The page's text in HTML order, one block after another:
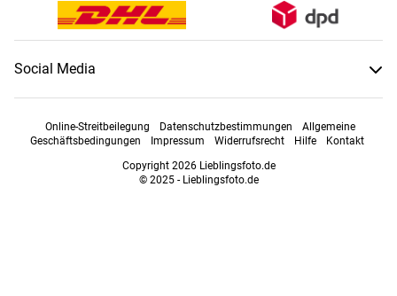
Social Media
Online-Streitbeilegung Datenschutzbestimmungen
Allgemeine
Geschäftsbedingungen
Impressum Widerrufsrecht Hilfe
Kontakt
Copyright 2026 Lieblingsfoto.de
© 2025 - Lieblingsfoto.de